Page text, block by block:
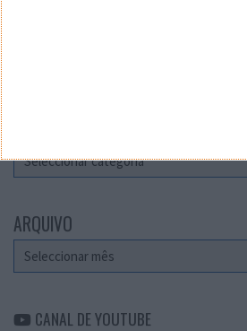
ARQUIVO
Arquivo
CANAL DE YOUTUBE